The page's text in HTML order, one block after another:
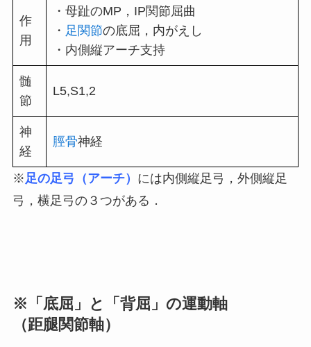
作
用
・母趾のMP，IP関節屈曲
・ 足関節の底屈，内がえし
・内側縦アーチ支持
髄
節
L5,S1,2
神
経
脛骨神経
※ 足の足弓（アーチ） には内側縦足弓，外側縦足
弓，横足弓の３つがある．
※「底屈」と「背屈」の運動軸
（距腿関節軸）